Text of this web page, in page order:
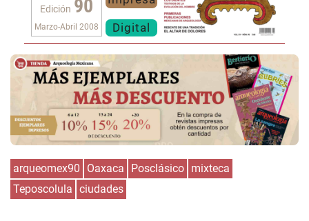
Edición 90
Marzo-Abril 2008 Digital
arqueomex90 Oaxaca Posclásico mixteca
Teposcolula ciudades